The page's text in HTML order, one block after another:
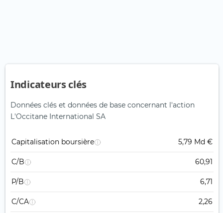
Indicateurs clés
Données clés et données de base concernant l'action
L'Occitane International SA
Capitalisation boursière 5,79 Md €
C/B 60,91
P/B 6,71
C/CA 2,26